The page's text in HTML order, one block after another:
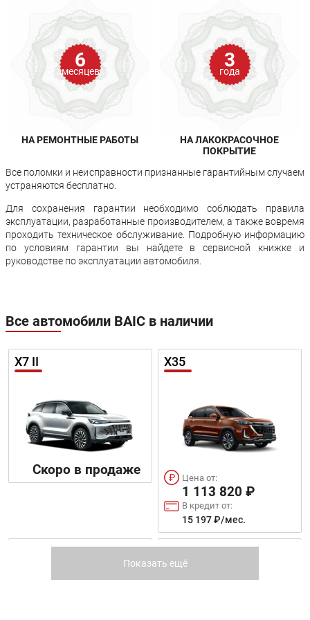
6
месяцев
НА РЕМОНТНЫЕ РАБОТЫ
3
года
НА ЛАКОКРАСОЧНОЕ
ПОКРЫТИЕ
Все поломки и неисправности признанные гарантийным случаем
устраняются бесплатно.
Для сохранения гарантии необходимо соблюдать правила
эксплуатации, разработанные производителем, а также вовремя
проходить техническое обслуживание. Подробную информацию
по условиям гарантии вы найдете в сервисной книжке и
руководстве по эксплуатации автомобиля.
Все автомобили BAIC в наличии
X7 II
Скоро в продаже
X35
Цена от:
1 113 820 ₽
В кредит от:
15 197 ₽/мес.
X75
Показать ещё